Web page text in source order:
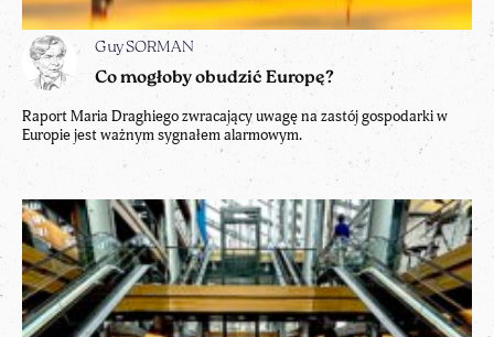
Guy SORMAN
Co mogłoby obudzić Europę?
Raport Maria Draghiego zwracający uwagę na zastój gospodarki w
Europie jest ważnym sygnałem alarmowym.